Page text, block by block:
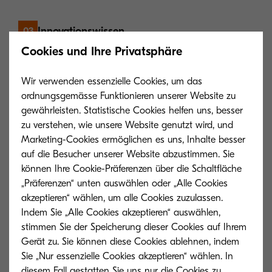
03 Innovationswissen
Profitieren Sie von unserer Erfahrung und unserem
04 Experten Training
Lernen Sie in regelmässigen Trainings das volle
Potenzial unserer führenden Technologie kennen.
05 Vertragsabschluss
Wir bieten Ihnen vor und nach Verkauf umfassende
Unterstützung.
Cookies und Ihre Privatsphäre
Wir verwenden essenzielle Cookies, um das
ordnungsgemässe Funktionieren unserer Website zu
gewährleisten. Statistische Cookies helfen uns, besser
zu verstehen, wie unsere Website genutzt wird, und
Marketing-Cookies ermöglichen es uns, Inhalte besser
auf die Besucher unserer Website abzustimmen. Sie
können Ihre Cookie-Präferenzen über die Schaltfläche
„Präferenzen“ unten auswählen oder „Alle Cookies
akzeptieren“ wählen, um alle Cookies zuzulassen.
Indem Sie „Alle Cookies akzeptieren“ auswählen,
stimmen Sie der Speicherung dieser Cookies auf Ihrem
Gerät zu. Sie können diese Cookies ablehnen, indem
Sie „Nur essenzielle Cookies akzeptieren“ wählen. In